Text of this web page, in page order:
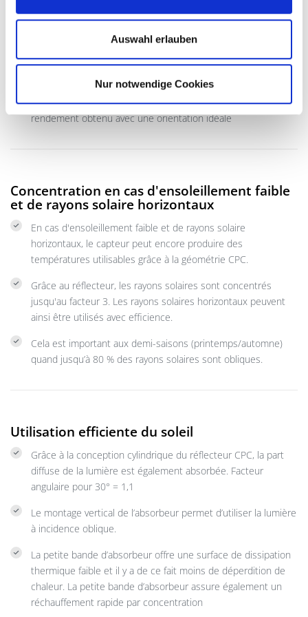
Auswahl erlauben
Nur notwendige Cookies
Le positionnement des capteurs joue un rôle essentiel lors
une orientation sud (10° sud-ouest est optimal) et un angle
d'inclinaison de 30 à 45 °.
En cas d'orientation ouest avec une inclinaison du toit de 30°,
le capteur CPC de SOLARFOCUS atteint encore 80 % du
rendement obtenu avec une orientation idéale
Concentration en cas d'ensoleillement faible
et de rayons solaire horizontaux
En cas d'ensoleillement faible et de rayons solaire
horizontaux, le capteur peut encore produire des
températures utilisables grâce à la géométrie CPC.
Grâce au réflecteur, les rayons solaires sont concentrés
jusqu'au facteur 3. Les rayons solaires horizontaux peuvent
ainsi être utilisés avec efficience.
Cela est important aux demi-saisons (printemps/automne)
quand jusqu’à 80 % des rayons solaires sont obliques.
Utilisation efficiente du soleil
Grâce à la conception cylindrique du réflecteur CPC, la part
diffuse de la lumière est également absorbée. Facteur
angulaire pour 30° = 1,1
Le montage vertical de l’absorbeur permet d’utiliser la lumière
à incidence oblique.
La petite bande d’absorbeur offre une surface de dissipation
thermique faible et il y a de ce fait moins de déperdition de
chaleur. La petite bande d’absorbeur assure également un
réchauffement rapide par concentration